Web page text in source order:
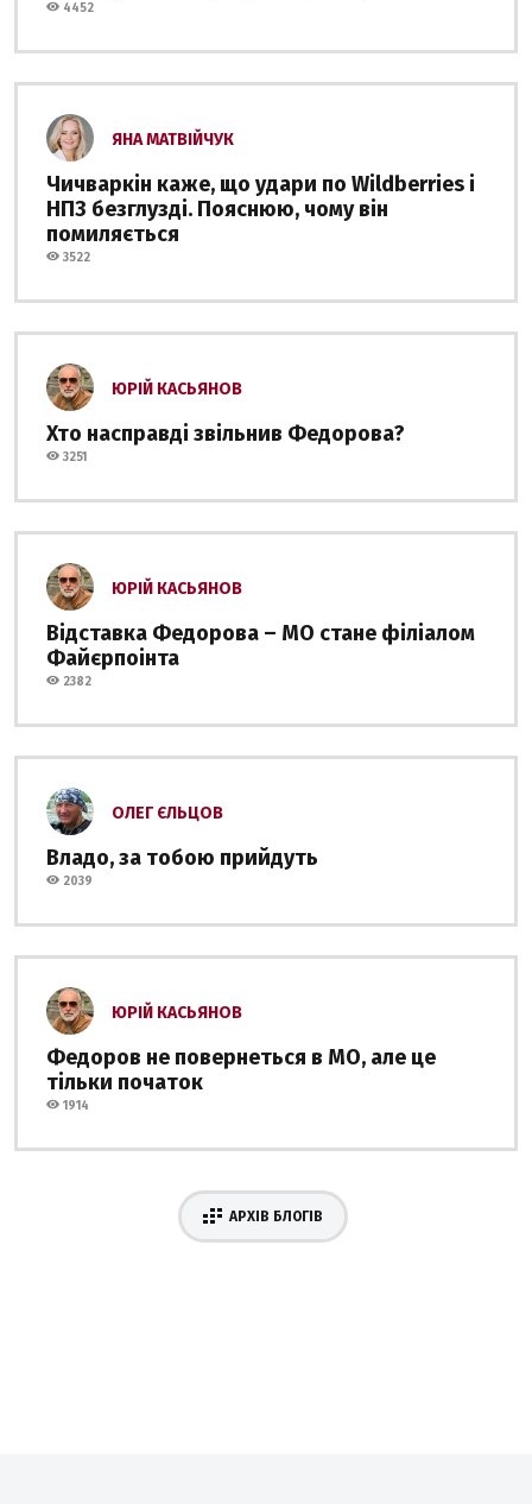
4452
ЯНА МАТВІЙЧУК
Чичваркін каже, що удари по Wildberries і
НПЗ безглузді. Пояснюю, чому він
помиляється
3522
ЮРІЙ КАСЬЯНОВ
Хто насправді звільнив Федорова?
3251
ЮРІЙ КАСЬЯНОВ
Відставка Федорова – МО стане філіалом
Файєрпоінта
2382
ОЛЕГ ЄЛЬЦОВ
Владо, за тобою прийдуть
2039
ЮРІЙ КАСЬЯНОВ
Федоров не повернеться в МО, але це
тільки початок
1914
АРХІВ БЛОГІВ